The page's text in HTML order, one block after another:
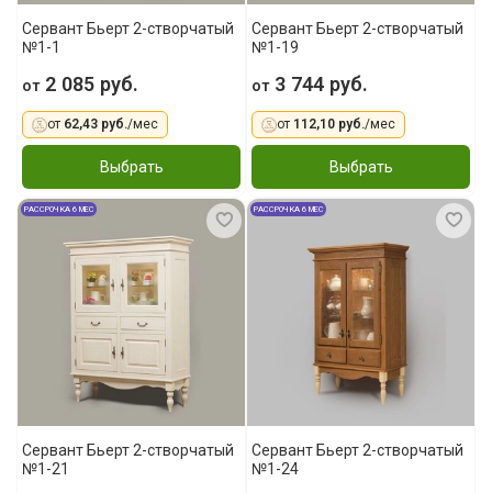
Сервант Бьерт 2-створчатый
№1-1
от2 085 руб.
от 62,43 руб./мес
Выбрать
Сервант Бьерт 2-створчатый
№1-19
от3 744 руб.
от 112,10 руб./мес
Выбрать
РАССРОЧКА 6 МЕС
Сервант Бьерт 2-створчатый
№1-21
РАССРОЧКА 6 МЕС
Сервант Бьерт 2-створчатый
№1-24